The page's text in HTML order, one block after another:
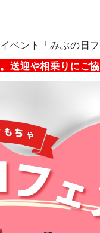
ベント「みぶの日
送迎や相乗りにご協